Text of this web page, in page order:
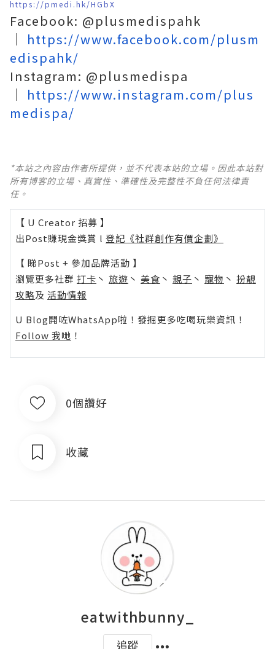
https://pmedi.hk/HGbX
Facebook: @plusmedispahk
｜ https://www.facebook.com/plusm
edispahk/
Instagram: @plusmedispa
｜ https://www.instagram.com/plus
medispa/
*本站之內容由作者所提供，並不代表本站的立場。因此本站對
所有博客的立場、真實性、準確性及完整性不負任何法律責
任。
【 U Creator 招募 】
出Post賺現金獎賞 l 登記《社群創作有價企劃》
【 睇Post + 參加品牌活動 】
瀏覽更多社群 打卡 丶 旅遊 丶 美食 丶 親子 丶 寵物 丶 扮靚
攻略及 活動情報
U Blog開咗WhatsApp啦！發掘更多吃喝玩樂資訊！
Follow 我哋 ！
0個讚好
收藏
eatwithbunny_
追蹤